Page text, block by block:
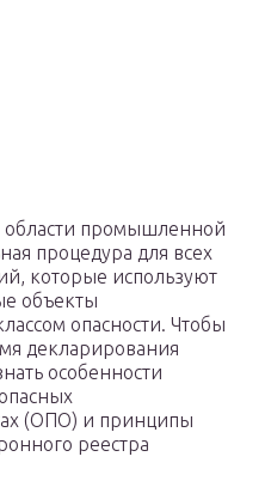
области промышленной
процедура для всех
которые используют
объекты
опасности. Чтобы
декларирования
особенности
(ОПО) и принципы
реестра